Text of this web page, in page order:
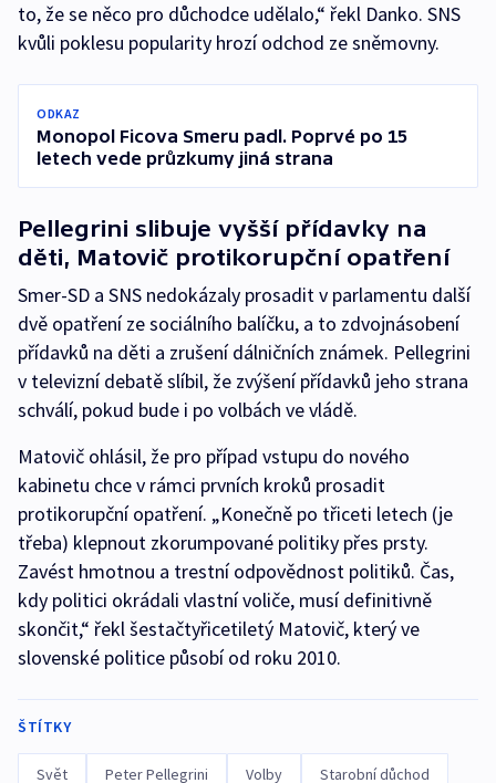
to, že se něco pro důchodce udělalo,“ řekl Danko. SNS
kvůli poklesu popularity hrozí odchod ze sněmovny.
ODKAZ
Monopol Ficova Smeru padl. Poprvé po 15
letech vede průzkumy jiná strana
Pellegrini slibuje vyšší přídavky na
děti, Matovič protikorupční opatření
Smer-SD a SNS nedokázaly prosadit v parlamentu další
dvě opatření ze sociálního balíčku, a to zdvojnásobení
přídavků na děti a zrušení dálničních známek. Pellegrini
v televizní debatě slíbil, že zvýšení přídavků jeho strana
schválí, pokud bude i po volbách ve vládě.
Matovič ohlásil, že pro případ vstupu do nového
kabinetu chce v rámci prvních kroků prosadit
protikorupční opatření. „Konečně po třiceti letech (je
třeba) klepnout zkorumpované politiky přes prsty.
Zavést hmotnou a trestní odpovědnost politiků. Čas,
kdy politici okrádali vlastní voliče, musí definitivně
skončit,“ řekl šestačtyřicetiletý Matovič, který ve
slovenské politice působí od roku 2010.
ŠTÍTKY
Svět Peter Pellegrini Volby Starobní důchod